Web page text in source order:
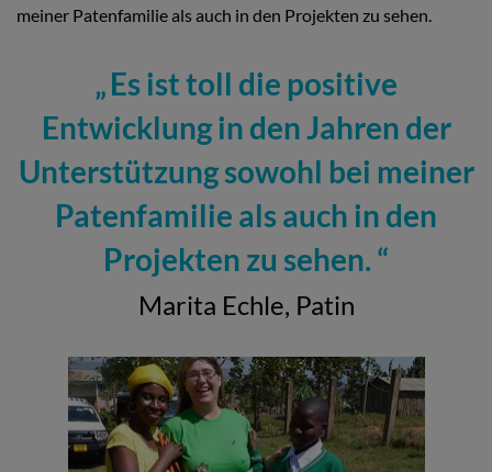
meiner Patenfamilie als auch in den Projekten zu sehen.
Es ist toll die positive
Entwicklung in den Jahren der
Unterstützung sowohl bei meiner
Patenfamilie als auch in den
Projekten zu sehen.
Marita Echle, Patin